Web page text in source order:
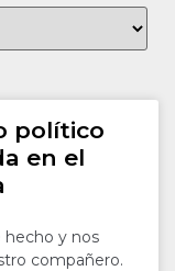
político
en el
y nos
compañero.